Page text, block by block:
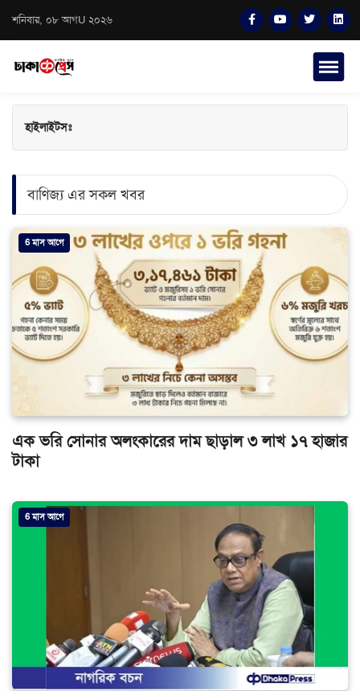
শনিবার, ০৮ আগU ২০২৬
হাইলাইটসঃ
বাণিজ্য এর সকল খবর
6 মাস আগে
এক ভরি সোনার অলংকারের দাম ছাড়াল ৩ লাখ ১৭ হাজার
টাকা
6 মাস আগে